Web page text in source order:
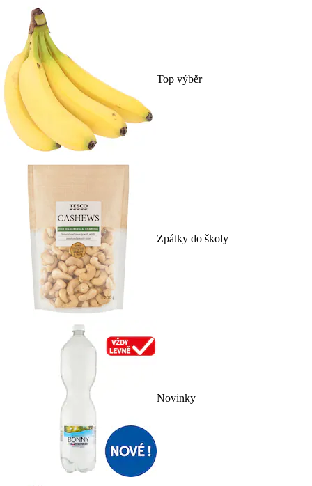
Top výběr
Zpátky do školy
Novinky